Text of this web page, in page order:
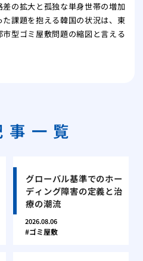
の拡大と孤独な単身世帯の増加
課題を抱える韓国の状況は、東
型ゴミ屋敷問題の縮図と言える
事一覧
グローバル基準でのホー
ディング障害の定義と治
療の潮流
2026.08.06
ゴミ屋敷